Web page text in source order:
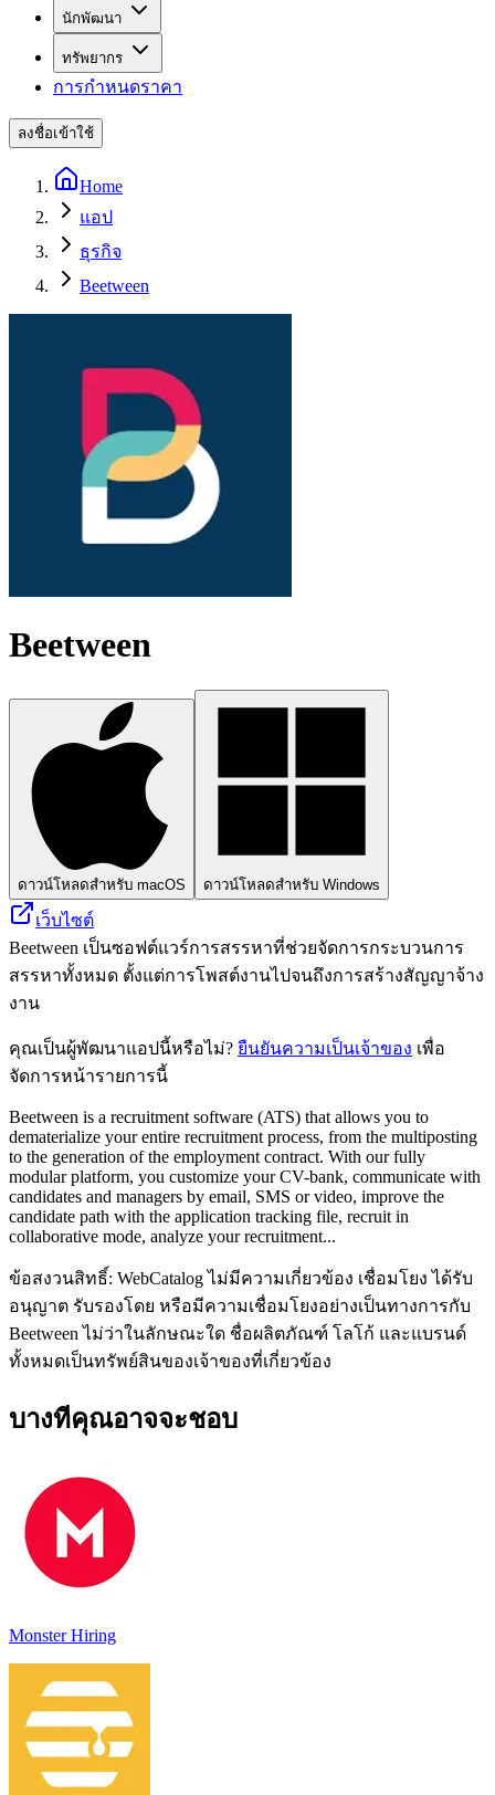
นักพัฒนา
ทรัพยากร
การกำหนดราคา
ลงชื่อเข้าใช้
Home
แอป
ธุรกิจ
Beetween
Beetween
ดาวน์โหลดสำหรับ macOS ดาวน์โหลดสำหรับ Windows
เว็บไซต์
Beetween เป็นซอฟต์แวร์การสรรหาที่ช่วยจัดการกระบวนการ
สรรหาทั้งหมด ตั้งแต่การโพสต์งานไปจนถึงการสร้างสัญญาจ้าง
งาน
คุณเป็นผู้พัฒนาแอปนี้หรือไม่? ยืนยันความเป็นเจ้าของ เพื่อ
จัดการหน้ารายการนี้
Beetween is a recruitment software (ATS) that allows you to
dematerialize your entire recruitment process, from the multiposting
to the generation of the employment contract. With our fully
modular platform, you customize your CV-bank, communicate with
candidates and managers by email, SMS or video, improve the
candidate path with the application tracking file, recruit in
collaborative mode, analyze your recruitment...
ข้อสงวนสิทธิ์: WebCatalog ไม่มีความเกี่ยวข้อง เชื่อมโยง ได้รับ
อนุญาต รับรองโดย หรือมีความเชื่อมโยงอย่างเป็นทางการกับ
Beetween ไม่ว่าในลักษณะใด ชื่อผลิตภัณฑ์ โลโก้ และแบรนด์
ทั้งหมดเป็นทรัพย์สินของเจ้าของที่เกี่ยวข้อง
บางทีคุณอาจจะชอบ
Monster Hiring